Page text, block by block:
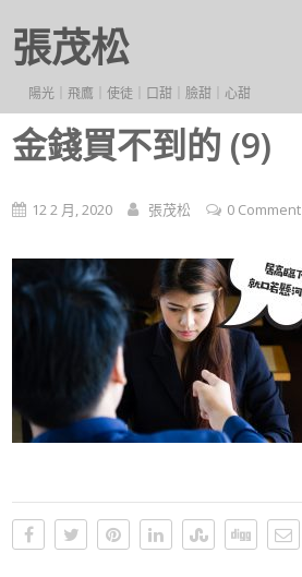
張茂松
陽光｜飛鷹｜使徒｜口甜｜臉甜｜心甜
金錢買不到的 (9)
12 2 月, 2020 張茂松 0 Comment